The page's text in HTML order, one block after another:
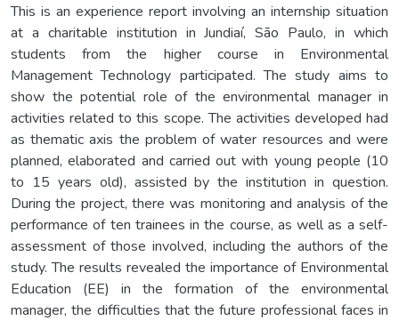
This is an experience report involving an internship situation
at a charitable institution in Jundiaí, São Paulo, in which
students from the higher course in Environmental
Management Technology participated. The study aims to
show the potential role of the environmental manager in
activities related to this scope. The activities developed had
as thematic axis the problem of water resources and were
planned, elaborated and carried out with young people (10
to 15 years old), assisted by the institution in question.
During the project, there was monitoring and analysis of the
performance of ten trainees in the course, as well as a self-
assessment of those involved, including the authors of the
study. The results revealed the importance of Environmental
Education (EE) in the formation of the environmental
manager, the difficulties that the future professional faces in